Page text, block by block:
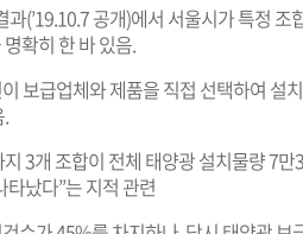
(’19.10.7 공개)에서 서울시가 특정 조
확히 한 바 있음.
보급업체와 제품을 직접 선택하여 설
.
3개 조합이 전체 태양광 설치물량 7
났다”는 지적 관련